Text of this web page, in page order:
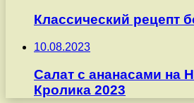
Классический рецепт
10.08.2023
Салат с ананасами на
Кролика 2023